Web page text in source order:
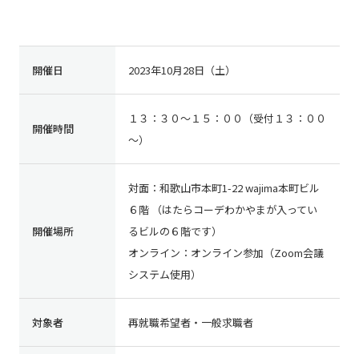
開催日 2023年10月28日（土）
開催時間
１３：３０～１５：００（受付１３：００
～）
開催場所
対面：和歌山市本町1-22 wajima本町ビル
６階 （はたらコーデわかやまが入ってい
るビルの６階です）
オンライン：オンライン参加（Zoom会議
システム使用）
対象者 再就職希望者・一般求職者